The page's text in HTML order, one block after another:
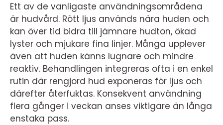
Ett av de vanligaste användningsområdena
är hudvård. Rött ljus används nära huden och
kan över tid bidra till jämnare hudton, ökad
lyster och mjukare fina linjer. Många upplever
även att huden känns lugnare och mindre
reaktiv. Behandlingen integreras ofta i en enkel
rutin där rengjord hud exponeras för ljus och
därefter återfuktas. Konsekvent användning
flera gånger i veckan anses viktigare än långa
enstaka pass.